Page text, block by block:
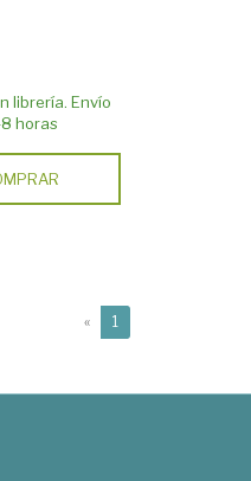
librería. Envío
horas
« 1